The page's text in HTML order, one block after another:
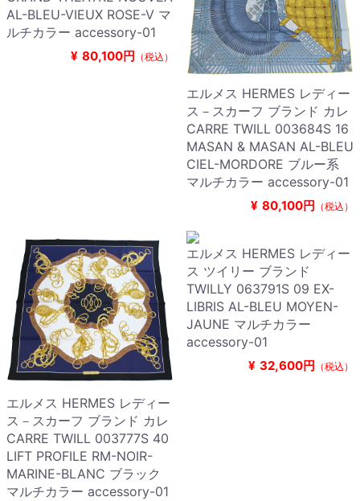
AL-BLEU-VIEUX ROSE-V マ
ルチカラー accessory-01
¥ 80,100円 （税込）
エルメス HERMES レディー
ス－スカーフ ブランド カレ
CARRE TWILL 003684S 16
MASAN & MASAN AL-BLEU
CIEL-MORDORE ブルー系
マルチカラー accessory-01
¥ 80,100円 （税込）
エルメス HERMES レディー
ス－スカーフ ブランド カレ
CARRE TWILL 003777S 40
LIFT PROFILE RM-NOIR-
MARINE-BLANC ブラック
マルチカラー accessory-01
エルメス HERMES レディー
ス ツイリー ブランド
TWILLY 063791S 09 EX-
LIBRIS AL-BLEU MOYEN-
JAUNE マルチカラー
accessory-01
¥ 32,600円 （税込）